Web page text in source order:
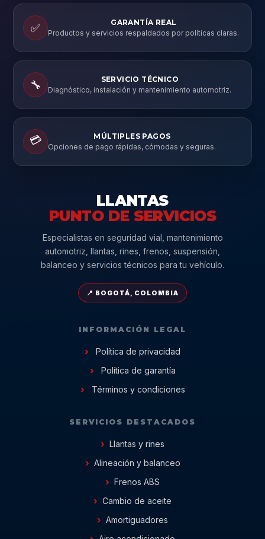
✅
GARANTÍA REAL
Productos y servicios respaldados por políticas claras.
🔧
SERVICIO TÉCNICO
Diagnóstico, instalación y mantenimiento automotriz.
💳
MÚLTIPLES PAGOS
Opciones de pago rápidas, cómodas y seguras.
LLANTAS
PUNTO DE SERVICIOS
Especialistas en seguridad vial, mantenimiento
automotriz, llantas, rines, frenos, suspensión,
balanceo y servicios técnicos para tu vehículo.
📍 BOGOTÁ, COLOMBIA
INFORMACIÓN LEGAL
Política de privacidad
Política de garantía
Términos y condiciones
SERVICIOS DESTACADOS
Llantas y rines
Alineación y balanceo
Frenos ABS
Cambio de aceite
Amortiguadores